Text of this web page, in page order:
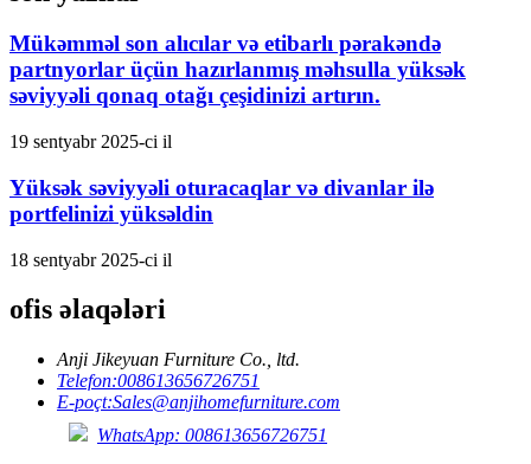
Mükəmməl son alıcılar və etibarlı pərakəndə
partnyorlar üçün hazırlanmış məhsulla yüksək
səviyyəli qonaq otağı çeşidinizi artırın.
19 sentyabr 2025-ci il
Yüksək səviyyəli oturacaqlar və divanlar ilə
portfelinizi yüksəldin
18 sentyabr 2025-ci il
ofis əlaqələri
Anji Jikeyuan Furniture Co., ltd.
Telefon:008613656726751
E-poçt:Sales@anjihomefurniture.com
WhatsApp: 008613656726751